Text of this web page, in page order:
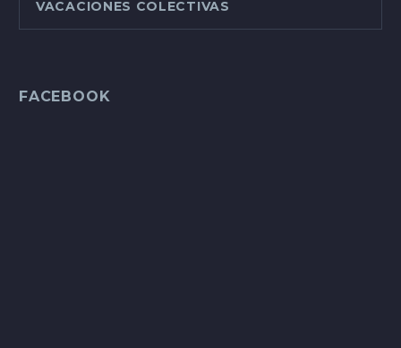
VACACIONES COLECTIVAS
FACEBOOK